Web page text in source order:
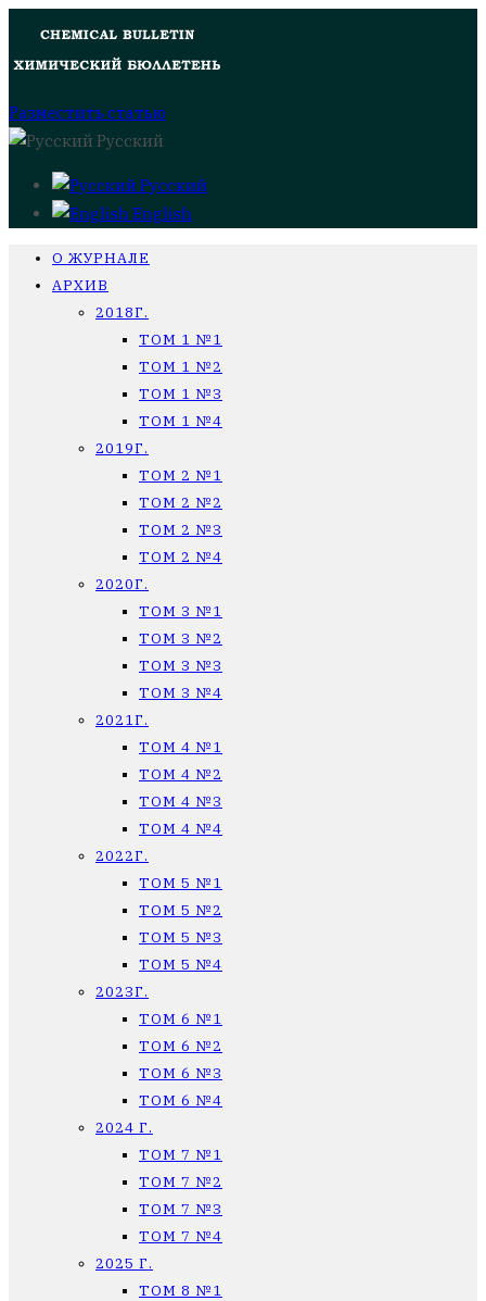
Разместить статью
Русский
Русский
English
О ЖУРНАЛЕ
АРХИВ
2018Г.
ТОМ 1 №1
ТОМ 1 №2
ТОМ 1 №3
ТОМ 1 №4
2019Г.
ТОМ 2 №1
ТОМ 2 №2
ТОМ 2 №3
ТОМ 2 №4
2020Г.
ТОМ 3 №1
ТОМ 3 №2
ТОМ 3 №3
ТОМ 3 №4
2021Г.
ТОМ 4 №1
ТОМ 4 №2
ТОМ 4 №3
ТОМ 4 №4
2022Г.
ТОМ 5 №1
ТОМ 5 №2
ТОМ 5 №3
ТОМ 5 №4
2023Г.
ТОМ 6 №1
ТОМ 6 №2
ТОМ 6 №3
ТОМ 6 №4
2024 Г.
ТОМ 7 №1
ТОМ 7 №2
ТОМ 7 №3
ТОМ 7 №4
2025 Г.
ТОМ 8 №1